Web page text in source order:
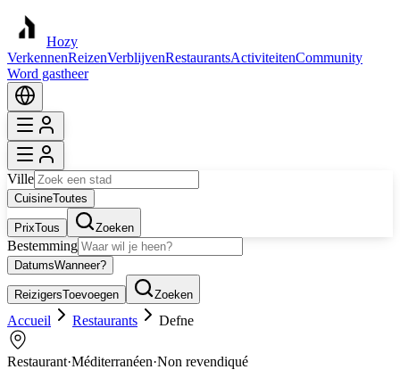
Hozy
VerkennenReizenVerblijvenRestaurantsActiviteitenCommunity
Word gastheer
Ville
CuisineToutes
PrixTous Zoeken
Bestemming
DatumsWanneer?
ReizigersToevoegen Zoeken
Accueil Restaurants Defne
Restaurant·Méditerranéen·Non revendiqué